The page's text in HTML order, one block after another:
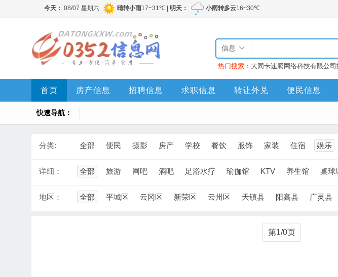
信息
热门搜索： 大同卡速腾网络科技有限公司
首页 房产信息 招聘信息 求职信息 转让外兑 便民信息
快速导航：
分类: 全部 便民 摄影 房产 学校 餐饮 服饰 家装 住宿 娱乐
详细： 全部 旅游 网吧 酒吧 足浴水疗 瑜伽馆 KTV 养生馆 桌球
地区： 全部 平城区 云冈区 新荣区 云州区 天镇县 阳高县 广灵县
第1/0页